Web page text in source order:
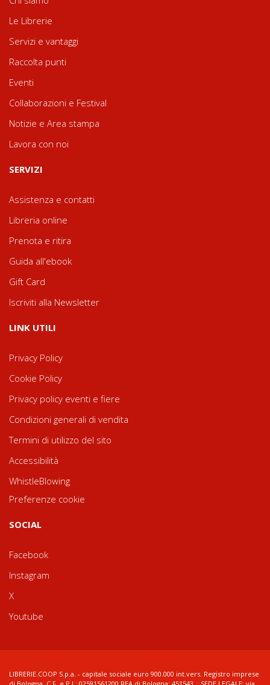
Le Librerie
Servizi e vantaggi
Raccolta punti
Eventi
Collaborazioni e Festival
Notizie e Area stampa
Lavora con noi
SERVIZI
Assistenza e contatti
Libreria online
Prenota e ritira
Guida all'ebook
Gift Card
Iscriviti alla Newsletter
LINK UTILI
Privacy Policy
Cookie Policy
Privacy policy eventi e fiere
Condizioni generali di vendita
Termini di utilizzo del sito
Accessibilità
WhistleBlowing
Preferenze cookie
SOCIAL
Facebook
Instagram
X
Youtube
LIBRERIE.COOP S.p.a. - capitale sociale euro 900.000 int.vers. Registro imprese